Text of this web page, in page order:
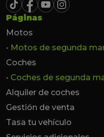
Páginas
Motos
• Motos de segunda
Coches
• Coches de segunda
Alquiler de coches
Gestión de venta
Tasa tu vehículo